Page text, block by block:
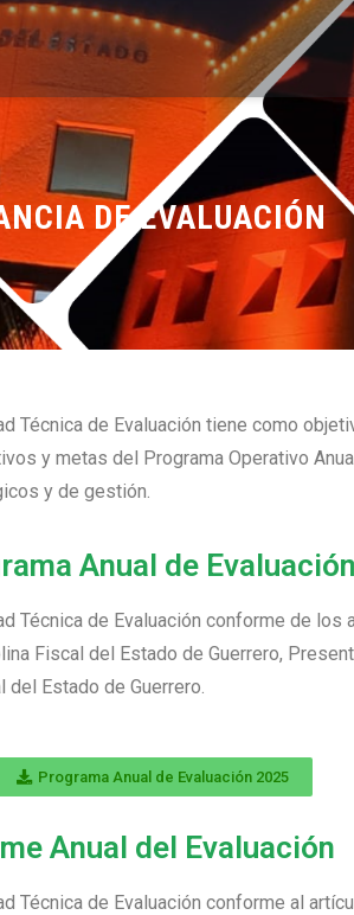
DE EVALUACIÓN
Técnica de Evaluación tiene como
y metas del Programa Operativo
y de gestión.
Anual de Evaluación
Técnica de Evaluación conforme de
Fiscal del Estado de Guerrero,
del Estado de Guerrero.
Programa Anual de Evaluación 2025
Anual del Evaluación
Técnica de Evaluación conforme al